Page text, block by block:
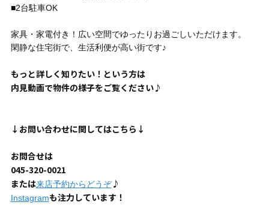
■2台駐車OK
家具・家電付き！広い空間でゆったりお過ごしいただけます。
閑静な住宅街で、生活利便が高い街です♪
もっと詳しく知りたい！という方は
内見動画で物件の様子をご覧ください♪
↓お問い合わせに関してはこちら↓
お問合せは
045-320-0021
または来店予約からどうぞ♪
Instagramも注力しています！